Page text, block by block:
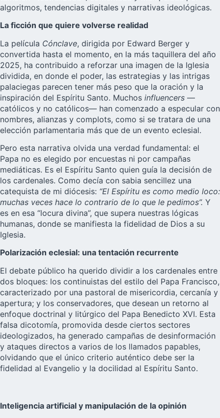
algoritmos, tendencias digitales y narrativas ideológicas.
La ficción que quiere volverse realidad
La película Cónclave, dirigida por Edward Berger y
convertida hasta el momento, en la más taquillera del año
2025, ha contribuido a reforzar una imagen de la Iglesia
dividida, en donde el poder, las estrategias y las intrigas
palaciegas parecen tener más peso que la oración y la
inspiración del Espíritu Santo. Muchos influencers —
católicos y no católicos— han comenzado a especular con
nombres, alianzas y complots, como si se tratara de una
elección parlamentaria más que de un evento eclesial.
Pero esta narrativa olvida una verdad fundamental: el
Papa no es elegido por encuestas ni por campañas
mediáticas. Es el Espíritu Santo quien guía la decisión de
los cardenales. Como decía con sabia sencillez una
catequista de mi diócesis: “El Espíritu es como medio loco:
muchas veces hace lo contrario de lo que le pedimos”. Y
es en esa “locura divina”, que supera nuestras lógicas
humanas, donde se manifiesta la fidelidad de Dios a su
Iglesia.
Polarización eclesial: una tentación recurrente
El debate público ha querido dividir a los cardenales entre
dos bloques: los continuistas del estilo del Papa Francisco,
caracterizado por una pastoral de misericordia, cercanía y
apertura; y los conservadores, que desean un retorno al
enfoque doctrinal y litúrgico del Papa Benedicto XVI. Esta
falsa dicotomía, promovida desde ciertos sectores
ideologizados, ha generado campañas de desinformación
y ataques directos a varios de los llamados papables,
olvidando que el único criterio auténtico debe ser la
fidelidad al Evangelio y la docilidad al Espíritu Santo.
Inteligencia artificial y manipulación de la opinión